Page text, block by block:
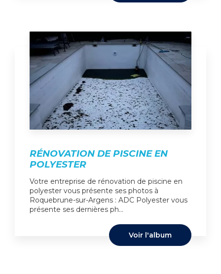
RÉNOVATION DE PISCINE EN
POLYESTER
Votre entreprise de rénovation de piscine en
polyester vous présente ses photos à
Roquebrune-sur-Argens : ADC Polyester vous
présente ses dernières ph...
Voir l'album